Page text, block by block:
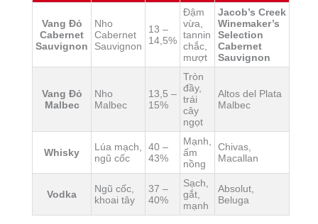
Vang Đỏ
Cabernet
Sauvignon
Nho
Cabernet
Sauvignon
13 –
14,5%
Đậm
vừa,
tannin
chắc,
mượt
Jacob’s Creek
Winemaker’s
Selection
Cabernet
Sauvignon
Vang Đỏ
Malbec
Nho
Malbec
13,5 –
15%
Tròn
đầy,
trái
cây
ngọt
Altos del Plata
Malbec
Whisky
Lúa mạch,
ngũ cốc
40 –
43%
Mạnh,
ấm
nồng
Chivas,
Macallan
Vodka
Ngũ cốc,
khoai tây
37 –
40%
Sạch,
gắt,
mạnh
Absolut,
Beluga